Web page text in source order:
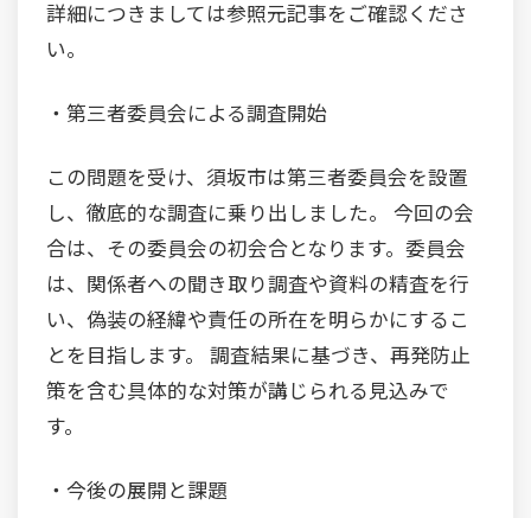
詳細につきましては参照元記事をご確認くださ
い。
・第三者委員会による調査開始
この問題を受け、須坂市は第三者委員会を設置
し、徹底的な調査に乗り出しました。 今回の会
合は、その委員会の初会合となります。委員会
は、関係者への聞き取り調査や資料の精査を行
い、偽装の経緯や責任の所在を明らかにするこ
とを目指します。 調査結果に基づき、再発防止
策を含む具体的な対策が講じられる見込みで
す。
・今後の展開と課題